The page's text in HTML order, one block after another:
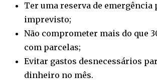
Ter uma reserva de emergência
imprevisto;
Não comprometer mais do que
com parcelas;
Evitar gastos desnecessários
dinheiro no mês.